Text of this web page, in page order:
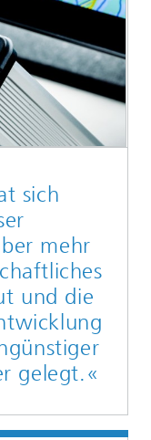
sich
mehr
und die
gelegt.«